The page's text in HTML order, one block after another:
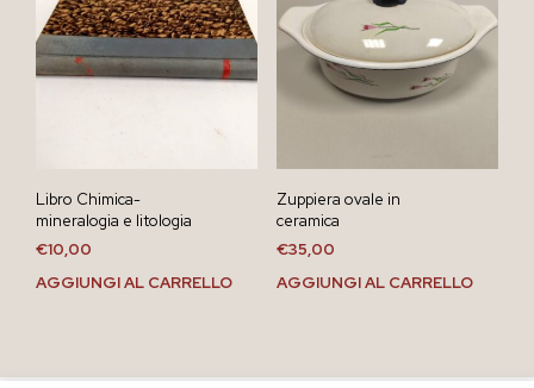
Libro Chimica-
mineralogia e litologia
€10,00
AGGIUNGI AL CARRELLO
Zuppiera ovale in
ceramica
€35,00
AGGIUNGI AL CARRELLO